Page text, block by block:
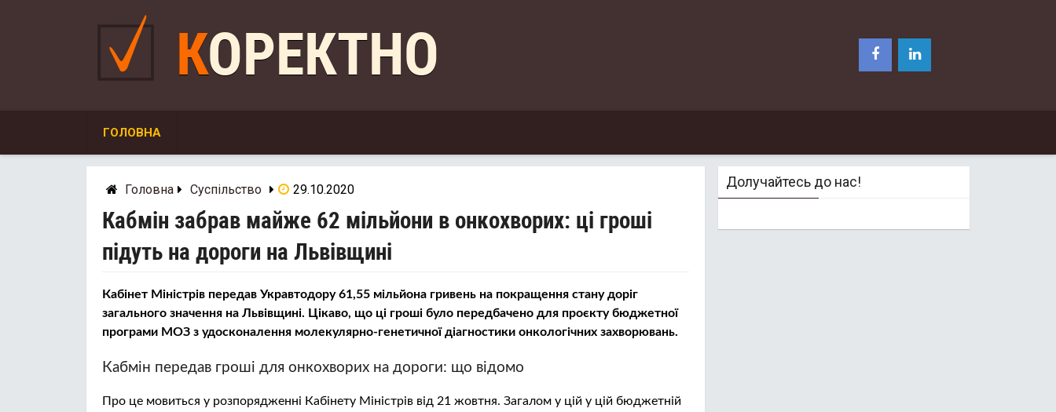
КОРЕКТНО
ГОЛОВНА
Головна Суспільство 29.10.2020
Кабмін забрав майже 62 мільйони в онкохворих: ці гроші
підуть на дороги на Львівщині
Кабінет Міністрів передав Укравтодору 61,55 мільйона гривень на покращення стану доріг
загального значення на Львівщині. Цікаво, що ці гроші було передбачено для проєкту бюджетної
програми МОЗ з удосконалення молекулярно-генетичної діагностики онкологічних захворювань.
Кабмін передав гроші для онкохворих на дороги: що відомо
Про це мовиться у розпорядженні Кабінету Міністрів від 21 жовтня. Загалом у цій у цій бюджетній
Долучайтесь до нас!